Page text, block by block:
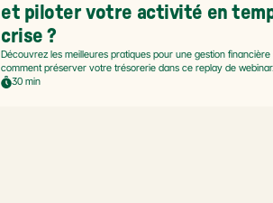
et piloter votre activité en
crise ?
Découvrez les meilleures pratiques pour une gestion financière
comment préserver votre trésorerie dans ce replay de webinar.
30 min